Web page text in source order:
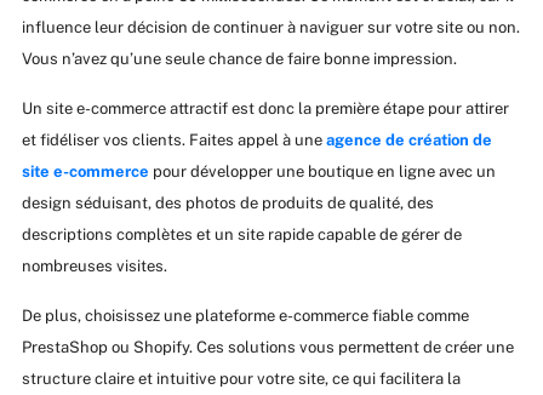
influence leur décision de continuer à naviguer sur votre site ou non.
Vous n’avez qu’une seule chance de faire bonne impression.
Un site e-commerce attractif est donc la première étape pour attirer
et fidéliser vos clients. Faites appel à une agence de création de
site e-commerce pour développer une boutique en ligne avec un
design séduisant, des photos de produits de qualité, des
descriptions complètes et un site rapide capable de gérer de
nombreuses visites.
De plus, choisissez une plateforme e-commerce fiable comme
PrestaShop ou Shopify. Ces solutions vous permettent de créer une
structure claire et intuitive pour votre site, ce qui facilitera la